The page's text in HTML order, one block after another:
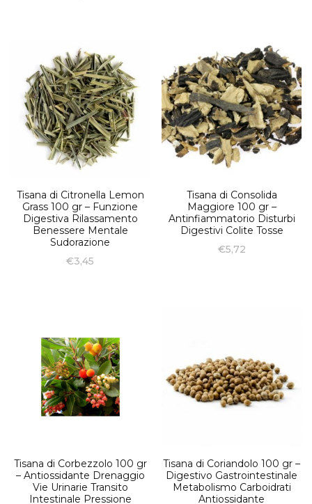
Tisana di Citronella Lemon
Grass 100 gr – Funzione
Digestiva Rilassamento
Benessere Mentale
Sudorazione
€3,45
Tisana di Consolida
Maggiore 100 gr –
Antinfiammatorio Disturbi
Digestivi Colite Tosse
€5,72
Tisana di Corbezzolo 100 gr
– Antiossidante Drenaggio
Vie Urinarie Transito
Intestinale Pressione
Tisana di Coriandolo 100 gr –
Digestivo Gastrointestinale
Metabolismo Carboidrati
Antiossidante